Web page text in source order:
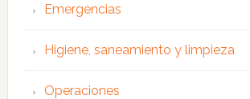
Emergencias
Higiene, saneamiento y limpieza
Operaciones